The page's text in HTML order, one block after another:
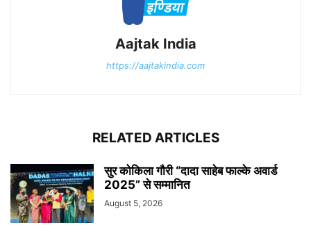
Aajtak India
https://aajtakindia.com
RELATED ARTICLES
सुर कोकिला गौरी “दादा साहेब फाल्के अवार्ड
2025” से सम्मानित
August 5, 2026